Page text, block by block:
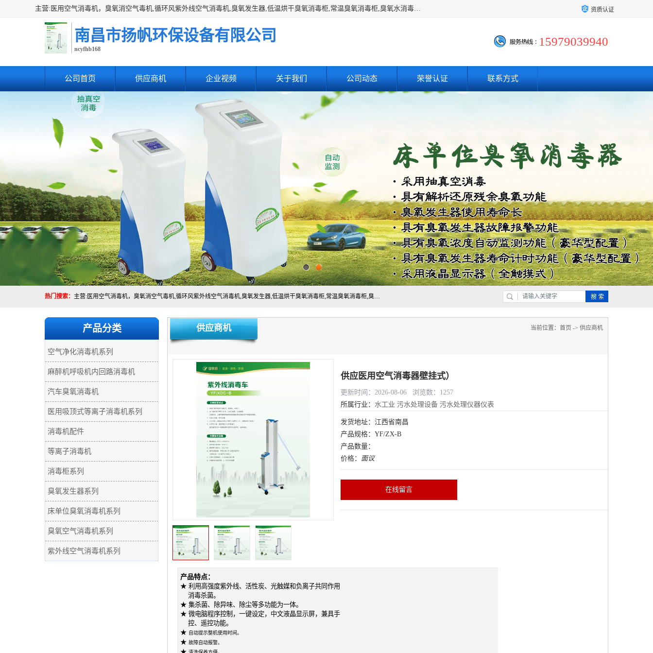
主营:医用空气消毒机，臭氧消空气毒机,循环风紫外线空气消毒机,臭氧发生器,低温烘干臭氧消毒柜,常温臭氧消毒柜,臭氧水消毒机,管道容器臭氧消毒机,内置式臭氧消毒机,外置式臭氧消毒机,床单位臭氧消毒器。医用工作服灭菌柜，医用拖鞋消毒柜,麻醉机内管路消毒机，呼吸机回路消毒机 资质认证
南昌市扬帆环保设备有限公司
ncyfhb168
15979039940
公司首页 供应商机 企业视频 关于我们 公司动态 荣誉认证 联系方式
热门搜索： 主营:医用空气消毒机，臭氧消空气毒机,循环风紫外线空气消毒机,臭氧发生器,低温烘干臭氧消毒柜,常温臭氧消毒柜,臭氧水消毒机,管道容器臭氧消毒机,内置式臭氧消毒机,外置式臭氧消毒机,床单位臭氧消毒器。医用工作服灭菌柜，医用拖鞋消毒柜,麻醉机内管路消毒机，呼吸机回路消毒机
产品分类
空气净化消毒机系列
麻醉机呼吸机内回路消毒机
汽车臭氧消毒机
医用吸顶式等离子消毒机系列
消毒机配件
等离子消毒机
消毒柜系列
臭氧发生器系列
床单位臭氧消毒机系列
臭氧空气消毒机系列
紫外线空气消毒机系列
供应商机 当前位置： 首页 -> 供应商机
供应医用空气消毒器壁挂式）
更新时间：2026-08-06 浏览数：1257
所属行业： 水工业 污水处理设备 污水处理仪器仪表
发货地址：江西省南昌
产品规格：YF/ZX-B
产品数量：
价格： 面议
在线留言
产品特点：
★ 利用高强度紫外线、活性炭、光触媒和负离子共同作用
消毒杀菌。
★ 集杀菌、除异味、除尘等多功能为一体。
★ 微电脑程序控制，一键设定，中文液晶显示屏，兼具手
控、遥控功能。
★ 自动提示整机使用时间。
★ 故障自动报警。